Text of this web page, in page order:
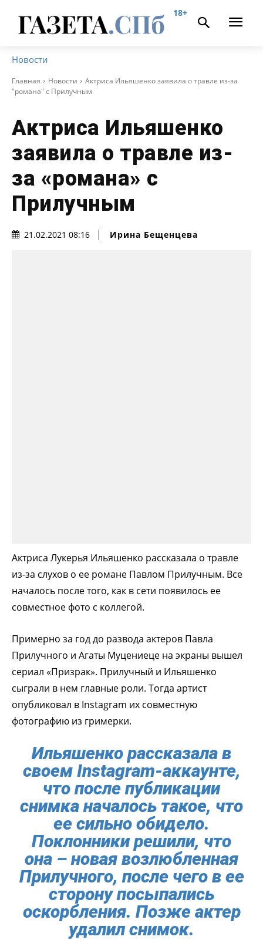
18+
Новости
Главная Новости
Актриса Ильяшенко заявила о травле из-за
"романа" с Прилучным
Актриса Ильяшенко
заявила о травле из-
за «романа» с
Прилучным
21.02.2021 08:16 Ирина Бещенцева
Актриса Лукерья Ильяшенко рассказала о травле
из-за слухов о ее романе Павлом Прилучным. Все
началось после того, как в сети появилось ее
совместное фото с коллегой.
Примерно за год до развода актеров Павла
Прилучного и Агаты Муцениеце на экраны вышел
сериал «Призрак». Прилучный и Ильяшенко
сыграли в нем главные роли. Тогда артист
опубликовал в Instagram их совместную
фотографию из гримерки.
Ильяшенко рассказала в
своем Instagram-аккаунте,
что после публикации
снимка началось такое, что
ее сильно обидело.
Поклонники решили, что
она – новая возлюбленная
Прилучного, после чего в ее
сторону посыпались
оскорбления. Позже актер
удалил снимок.